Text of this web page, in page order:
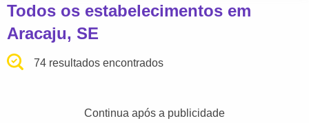
Todos os estabelecimentos em
Aracaju, SE
74 resultados encontrados
Continua após a publicidade